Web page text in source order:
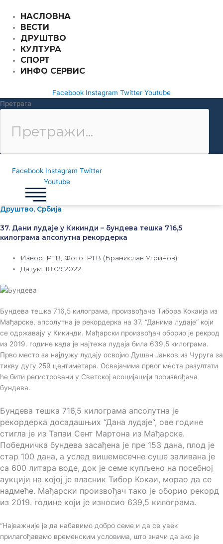
садржај
НАСЛОВНА
ВЕСТИ
ДРУШТВО
КУЛТУРА
СПОРТ
ИНФО СЕРВИС
Facebook Instagram Twitter Youtube
Претрага
Facebook Instagram Twitter
Youtube
Друштво, Србија
37. Дани лудаје у Кикинди – бундева тешка 716,5
килограма апсолутна рекордерка
Извор: РТВ, Фото: РТВ (Бранислав Угринов)
Датум: 18.09.2022
Бундева тешка 716,5 килограма, произвођача Тибора Кокаија из
Мађарске, апсолутна је рекордерка на 37. “Данима лудаје“ који
се одржавају у Кикинди. Мађарски произвођач оборио је рекрод
из 2019. године када је најтежа лудаја била 639,5 килограма.
Прво место за најдужу лудају освојио Душан Јанков из Чуруга за
тикву дугу 259 центиметара. Освајачима првог места резултати
ће бити регистровани у Светској асоцијацији произвођача
бундева.
Бундева тешка 716,5 килограма апсолутна је
рекордерка досадашњих “Дана лудаје“, ове године
стигла је из Тапаи Сент Мартона из Мађарске.
Победничка бундева засађена је пре 153 дана, плод је
стар 100 дана, а услед вишемесечне суше заливана је
са 600 литара воде, док је семе купљено на посебној
аукцији на којој је власник Тибор Кокаи, морао да се
надмеће. Мађарски произвођач тако је оборио рекорд
из 2019. године који је износио 639,5 килограма.
“Најважније је да набавимо добро семе и да се увек
прилагођавамо временским условима, што значи да ако је